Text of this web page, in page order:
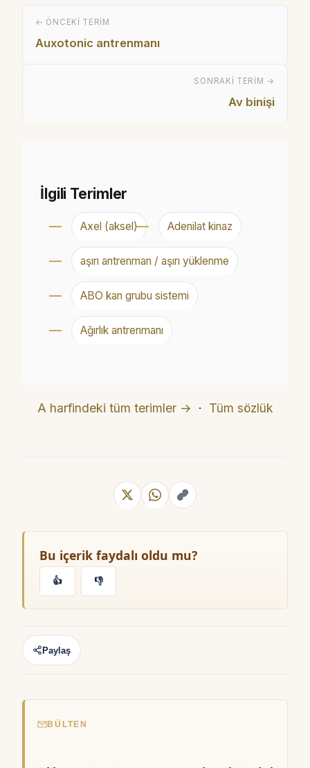
← ÖNCEKI TERIM
Auxotonic antrenmanı
SONRAKI TERIM →
Av binişi
İlgili Terimler
Axel (aksel) Adenilat kinaz
aşırı antrenman / aşırı yüklenme
ABO kan grubu sistemi
Ağırlık antrenmanı
A harfindeki tüm terimler → · Tüm sözlük
Bu içerik faydalı oldu mu?
👍 👎
Paylaş
BÜLTEN